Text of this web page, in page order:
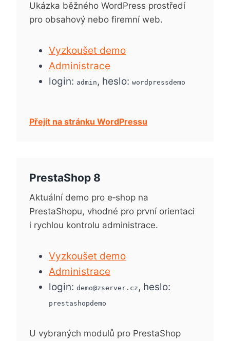
Ukázka běžného WordPress prostředí
pro obsahový nebo firemní web.
Vyzkoušet demo
Administrace
login: admin , heslo: wordpressdemo
Přejít na stránku WordPressu
PrestaShop 8
Aktuální demo pro e‑shop na
PrestaShopu, vhodné pro první orientaci
i rychlou kontrolu administrace.
Vyzkoušet demo
Administrace
login: demo@zserver.cz , heslo:
prestashopdemo
U vybraných modulů pro PrestaShop